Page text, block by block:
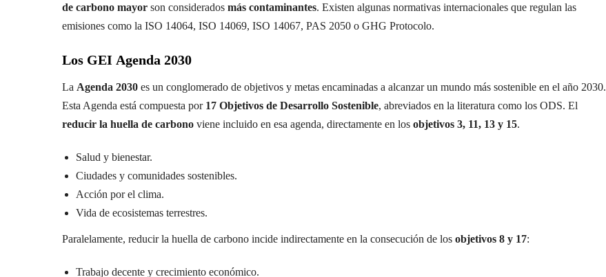
de carbono mayor son considerados más contaminantes. Existen algunas normativas internacionales que regulan las
emisiones como la ISO 14064, ISO 14069, ISO 14067, PAS 2050 o GHG Protocolo.
Los GEI Agenda 2030
La Agenda 2030 es un conglomerado de objetivos y metas encaminadas a alcanzar un mundo más sostenible en el año 2030.
Esta Agenda está compuesta por 17 Objetivos de Desarrollo Sostenible, abreviados en la literatura como los ODS. El
reducir la huella de carbono viene incluido en esa agenda, directamente en los objetivos 3, 11, 13 y 15.
Salud y bienestar.
Ciudades y comunidades sostenibles.
Acción por el clima.
Vida de ecosistemas terrestres.
Paralelamente, reducir la huella de carbono incide indirectamente en la consecución de los objetivos 8 y 17:
Trabajo decente y crecimiento económico.